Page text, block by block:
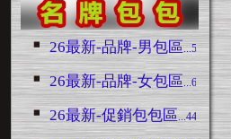
26最新-品牌-男包區...5190
26最新-品牌-女包區...6748
26最新-促銷包包區...4426